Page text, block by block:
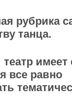
рубрика
танца.
имеет
все равно